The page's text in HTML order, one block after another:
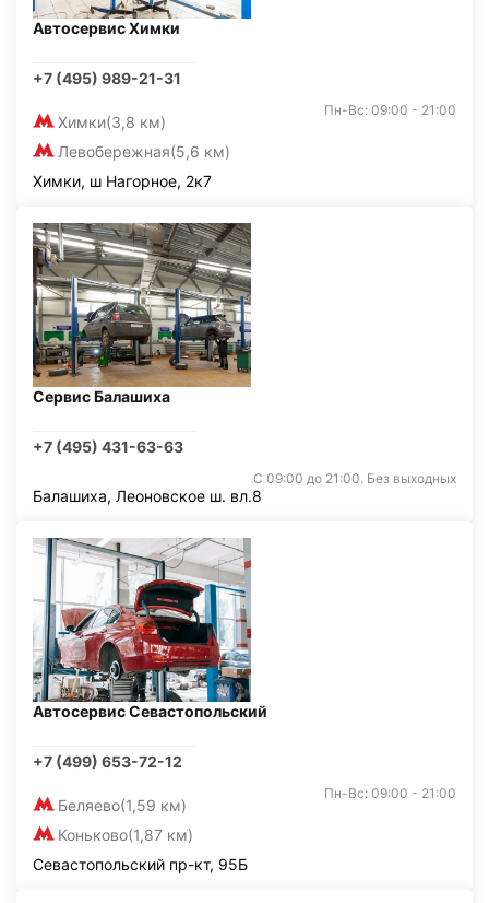
Автосервис Химки
+7 (495) 989-21-31
Химки(3,8 км)
Левобережная(5,6 км)
Пн-Вс: 09:00 - 21:00
Химки, ш Нагорное, 2к7
Сервис Балашиха
+7 (495) 431-63-63
С 09:00 до 21:00. Без выходных
Балашиха, Леоновское ш. вл.8
Автосервис Севастопольский
+7 (499) 653-72-12
Беляево(1,59 км)
Коньково(1,87 км)
Пн-Вс: 09:00 - 21:00
Севастопольский пр-кт, 95Б